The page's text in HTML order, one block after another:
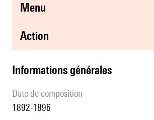
menu
action
informations générales
date de composition
1892-1896